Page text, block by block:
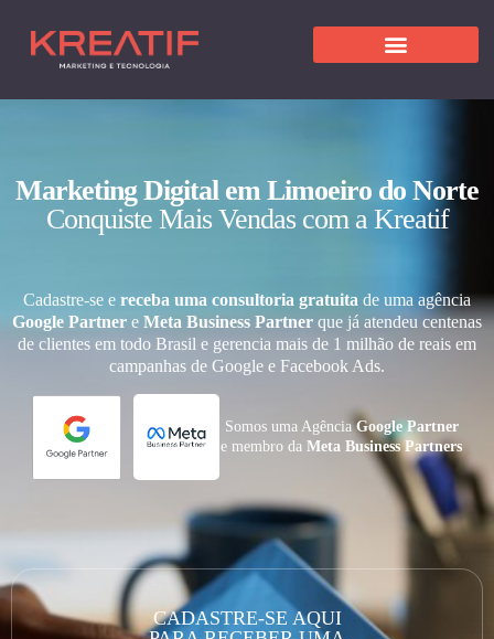
Marketing Digital em Limoeiro do Norte
Conquiste Mais Vendas com a Kreatif
Cadastre-se e receba uma consultoria gratuita de uma agência
Google Partner e Meta Business Partner que já atendeu centenas
de clientes em todo Brasil e gerencia mais de 1 milhão de reais em
campanhas de Google e Facebook Ads.
Somos uma AgênciaGoogle Partner
e membro daMeta Business Partners
CADASTRE-SE AQUI